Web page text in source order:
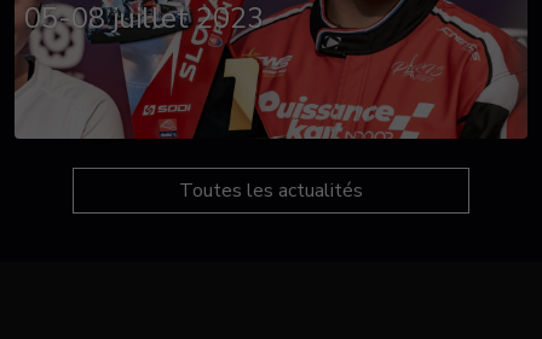
05-08 juillet 2023
Toutes les actualités